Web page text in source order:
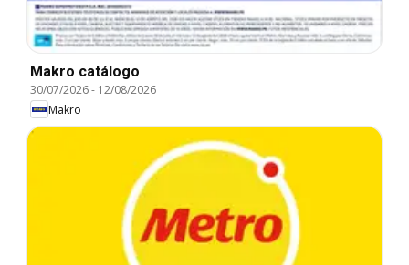
Makro catálogo
30/07/2026- 12/08/2026
Makro